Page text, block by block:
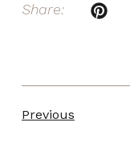
Share:
Previous